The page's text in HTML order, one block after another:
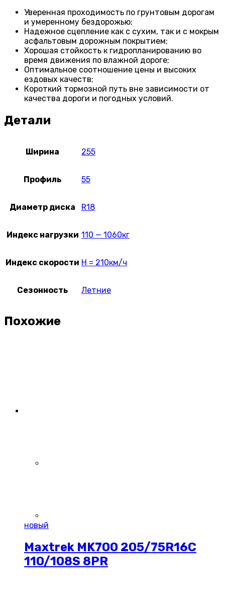
Уверенная проходимость по грунтовым дорогам
и умеренному бездорожью;
Надежное сцепление как с сухим, так и с мокрым
асфальтовым дорожным покрытием;
Хорошая стойкость к гидропланированию во
время движения по влажной дороге;
Оптимальное соотношение цены и высоких
ездовых качеств;
Короткий тормозной путь вне зависимости от
качества дороги и погодных условий.
Детали
Ширина 255
Профиль 55
Диаметр диска R18
Индекс нагрузки 110 — 1060кг
Индекс скорости H = 210км/ч
Сезонность Летние
Похожие
новый
Maxtrek MK700 205/75R16C
110/108S 8PR